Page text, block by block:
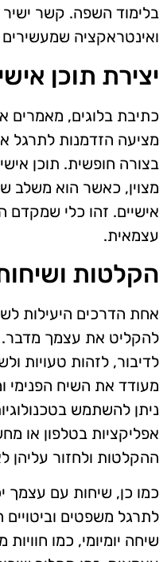
בלימוד השפה. קשר
ואינטראקציה
יצירת תוכן אישי
כתיבת בלוגים, מאמרים
מציעה הזדמנות לתרגל
בצורה חופשית. תוכן
מצוין, כאשר הוא משלב
אישיים. זהו כלי שמקדם
עצמאית.
הקלטות
אחת הדרכים היעילות
להקליט את עצמך מדבר.
לדיבור, לזהות טעויות
מעודד את השיח הפנימי
ניתן להשתמש
אפליקציות בטלפון או
ההקלטות ולחזור עליהן
כמו כן, שיחות עם עצמך
לתרגל משפטים
שיחה יומיומי, כמו